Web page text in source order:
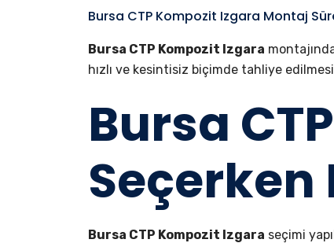
Bursa CTP Kompozit Izgara Montaj
Bursa CTP Kompozit Izgara
hızlı ve kesintisiz biçimde tahliye
Bursa
Seçerken
Bursa CTP Kompozit Izgara seçimi